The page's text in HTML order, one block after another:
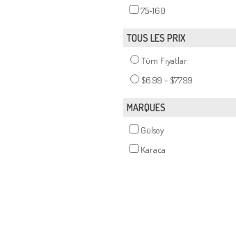
75-160
TOUS LES PRIX
Tüm Fiyatlar
$6.99 - $77.99
MARQUES
Gülsoy
Karaca